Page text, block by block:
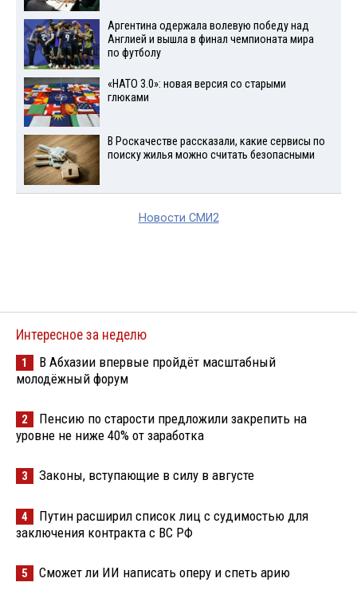
Аргентина одержала волевую победу над
Англией и вышла в финал чемпионата мира
по футболу
«НАТО 3.0»: новая версия со старыми
глюками
В Роскачестве рассказали, какие сервисы по
поиску жилья можно считать безопасными
Новости СМИ2
Интересное за неделю
1
В Абхазии впервые пройдёт масштабный
молодёжный форум
2
Пенсию по старости предложили закрепить на
уровне не ниже 40% от заработка
3 Законы, вступающие в силу в августе
4
Путин расширил список лиц с судимостью для
заключения контракта с ВС РФ
5 Сможет ли ИИ написать оперу и спеть арию